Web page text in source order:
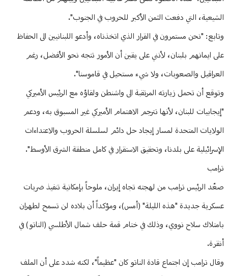
الشيعية، التي دفعت الثمن الأكبر للحروب في الجنوب".
وتابع: "نحن مستمرون في القرار الذي اتخذناه، وأدعو اللبنانيين الى الحفاظ
على ايمانهم بلبنان، لأنني على يقين أن الأمور تتجه نحو الأفضل، رغم
العراقيل والصعوبات، ولا شيء مستحيل في قاموسنا".
وتوقع أن تحمل زيارته المرتقبة الى واشنطن ولقاؤه مع الرئيس الأميركي
"إيجابيات للبنان، لأنها تترجم الاهتمام الأميركي غير المسبوق به، ودعم
الولايات المتحدة لمسار إيجاد حل دائم لسلسلة الحروب والاعتداءات
الإسرائيلية على بلدنا، وتحقيق الاستقرار في كامل منطقة الشرق الأوسط".
ترامب
صعّد الرئيس ترامب من لهجته تجاه إيران، ملوحاً بإمكانية تنفيذ ضربات
عسكرية جديدة "هذه الليلة" (أمس)، ومؤكداً أن بلاده لن تسمح لطهران
بامتلاك سلاح نووي، وذلك في ختام قمة حلف شمال الأطلسي (الناتو) في
أنقرة.
وقال ترامب إن اجتماع قادة الناتو كان "عظيماً"، لكنه شدد على أن الملف